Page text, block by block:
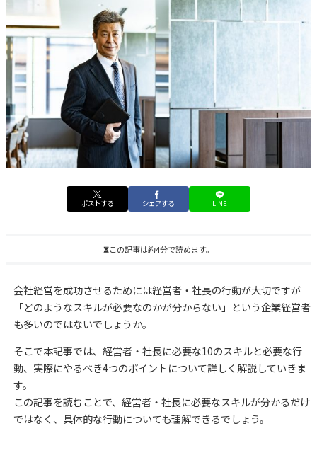
ポストする シェアする LINE
この記事は約4分で読めます。
会社経営を成功させるためには経営者・社長の行動が大切ですが
「どのようなスキルが必要なのかが分からない」という企業経営者
も多いのではないでしょうか。
そこで本記事では、経営者・社長に必要な10のスキルと必要な行
動、実際にやるべき4つのポイントについて詳しく解説していきま
す。
この記事を読むことで、経営者・社長に必要なスキルが分かるだけ
ではなく、具体的な行動についても理解できるでしょう。